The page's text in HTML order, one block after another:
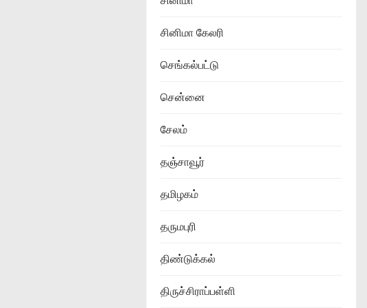
சினிமா கேலரி
செங்கல்பட்டு
சென்னை
சேலம்
தஞ்சாவூர்
தமிழகம்
தருமபுரி
திண்டுக்கல்
திருச்சிராப்பள்ளி